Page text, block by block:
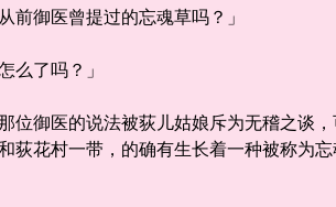
御医曾提过的忘魂草吗？」
了吗？」
御医的说法被荻儿姑娘斥为无稽之谈，
荻花村一带，的确有生长着一种被称为